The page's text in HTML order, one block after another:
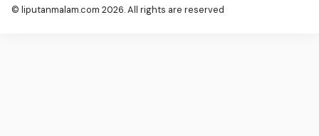
© liputanmalam.com 2026. All rights are reserved